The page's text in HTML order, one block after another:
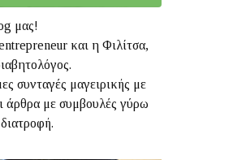
μας!
και η Φιλίτσα,
συνταγές μαγειρικής με
άρθρα με συμβουλές γύρω